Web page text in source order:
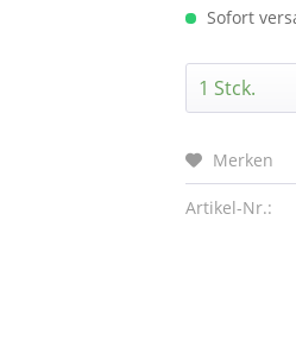
Sofort
Merken
Artikel-Nr.: